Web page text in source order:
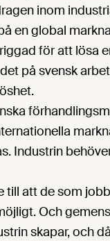
inom
en global
för att lösa
på svensk
Industrin
till att de som
Och
skapar, och